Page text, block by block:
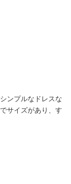
ンプルなドレスな
サイズがあり、す